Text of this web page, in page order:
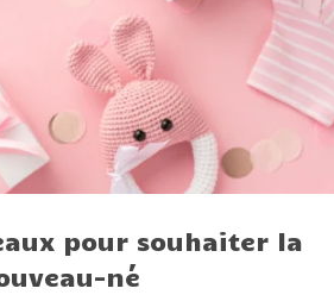
pour souhaiter la
né